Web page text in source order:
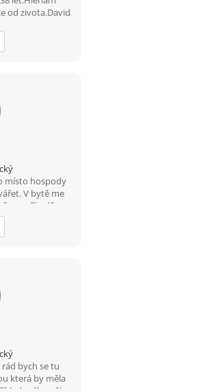
od zivota.David
místo hospody
V bytě me
v přírodě na
tu ideálně
nás to zavede
bych se tu
která by měla